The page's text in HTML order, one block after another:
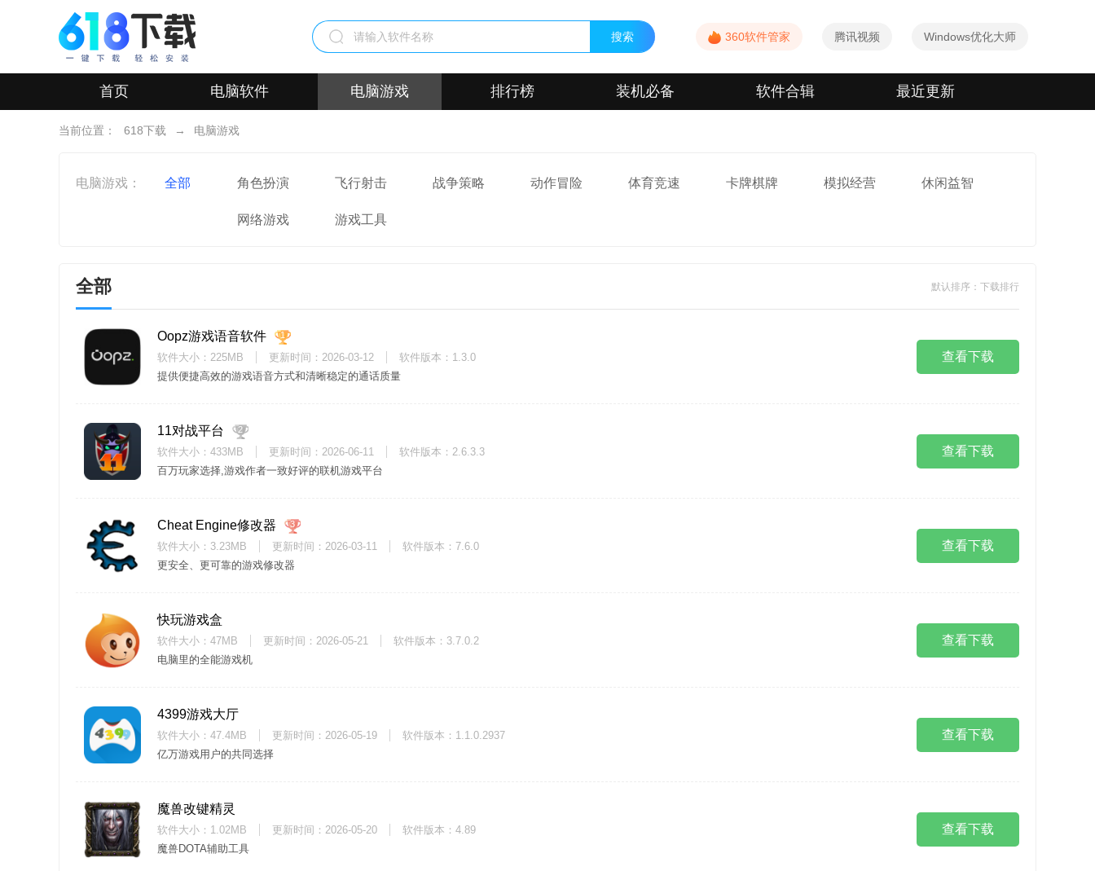
360软件管家 腾讯视频 Windows优化大师
首页 电脑软件 电脑游戏 排行榜 装机必备 软件合辑 最近更新
当前位置： 618下载 → 电脑游戏
电脑游戏： 全部 角色扮演 飞行射击 战争策略 动作冒险 体育竞速 卡牌棋牌 模拟经营 休闲益智
网络游戏 游戏工具
全部 默认排序：下载排行
Oopz游戏语音软件 1
软件大小：225MB 更新时间： 2026-03-12
软件版本：1.3.0
提供便捷高效的游戏语音方式和清晰稳定的通话质量
查看下载
11对战平台 2
软件大小：433MB 更新时间： 2026-06-11
软件版本：2.6.3.3
百万玩家选择,游戏作者一致好评的联机游戏平台
查看下载
Cheat Engine修改器 3
软件大小：3.23MB 更新时间： 2026-03-11
软件版本：7.6.0
更安全、更可靠的游戏修改器
查看下载
快玩游戏盒
软件大小：47MB 更新时间： 2026-05-21
软件版本：3.7.0.2
电脑里的全能游戏机
查看下载
4399游戏大厅
软件大小：47.4MB 更新时间： 2026-05-19
软件版本：1.1.0.2937
亿万游戏用户的共同选择
查看下载
魔兽改键精灵
软件大小：1.02MB 更新时间： 2026-05-20
软件版本：4.89
魔兽DOTA辅助工具
查看下载